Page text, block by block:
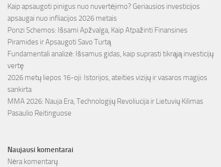
Kaip apsaugoti pinigus nuo nuvertėjimo? Geriausios investicijos
apsaugai nuo infliacijos 2026 metais
Ponzi Schemos: Išsami Apžvalga, Kaip Atpažinti Finansines
Piramides ir Apsaugoti Savo Turtą
Fundamentali analizė: Išsamus gidas, kaip suprasti tikrąją investicijų
vertę
2026 metų liepos 16-oji: Istorijos, ateities vizijų ir vasaros magijos
sankirta
MMA 2026: Nauja Era, Technologijų Revoliucija ir Lietuvių Kilimas
Pasaulio Reitinguose
Naujausi komentarai
Nėra komentarų.